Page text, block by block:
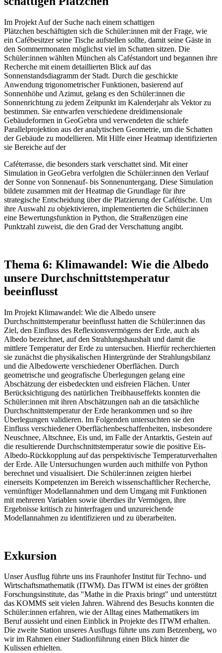
Im Projekt Auf der Suche nach einem schattigen
Plätzchen beschäftigten sich die Schüler:innen mit der Frage, wie
ein Cafébesitzer seine Tische aufstellen sollte, damit seine Gäste in
den Sommermonaten möglichst viel im Schatten sitzen. Die
Schüler:innen wählten München als Caféstandort und begannen ihre
Recherche mit einem detaillierten Blick auf das
Sonnenstandsdiagramm der Stadt. Durch die geschickte
Anwendung trigonometrischer Funktionen, basierend auf
Sonnenhöhe und Azimut, gelang es den Schüler:innen die
Sonnenrichtung zu jedem Zeitpunkt im Kalenderjahr als Vektor zu
bestimmen. Sie entwarfen verschiedene dreidimensionale
Gebäudeformen in GeoGebra und verwendeten die schiefe
Parallelprojektion aus der analytischen Geometrie, um die Schatten
der Gebäude zu modellieren. Mit Hilfe einer Heatmap identifizierten
sie Bereiche auf der
Caféterrasse, die besonders stark verschattet sind. Mit einer
Simulation in GeoGebra verfolgten die Schüler:innen den Verlauf
der Sonne von Sonnenauf- bis Sonnenuntergang. Diese Simulation
bildete zusammen mit der Heatmap die Grundlage für ihre
strategische Entscheidung über die Platzierung der Cafétische. Um
ihre Auswahl zu objektivieren, implementierten die Schüler:innen
eine Bewertungsfunktion in Python, die Straßenzügen eine
Punktzahl zuweist, die den Grad der Verschattung angibt.
Thema 6: Klimawandel: Wie die Albedo
unsere Durchschnittstemperatur
beeinflusst
Im Projekt Klimawandel: Wie die Albedo unsere
Durchschnittstemperatur beeinflusst hatten die Schüler:innen das
Ziel, den Einfluss des Reflexionsvermögens der Erde, auch als
Albedo bezeichnet, auf den Strahlungshaushalt und damit die
mittlere Temperatur der Erde zu untersuchen. Hierfür recherchierten
sie zunächst die physikalischen Hintergründe der Strahlungsbilanz
und die Albedowerte verschiedener Oberflächen. Durch
geometrische und geografische Überlegungen gelang eine
Abschätzung der eisbedeckten und eisfreien Flächen. Unter
Berücksichtigung des natürlichen Treibhauseffekts konnten die
Schüler:innen mit ihren Abschätzungen nah an die tatsächliche
Durchschnittstemperatur der Erde herankommen und so ihre
Überlegungen validieren. Im Folgenden untersuchten sie den
Einfluss verschiedener Oberflächenbeschaffenheiten, insbesondere
Neuschnee, Altschnee, Eis und, im Falle der Antarktis, Gestein auf
die resultierende Durchschnittstemperatur sowie die positive Eis-
Albedo-Rückkopplung auf das perspektivische Temperaturverhalten
der Erde. Alle Untersuchungen wurden auch mithilfe von Python
berechnet und visualisiert. Die Schüler:innen zeigten hierbei
einerseits Kompetenzen im Bereich wissenschaftlicher Recherche,
vernünftiger Modellannahmen und dem Umgang mit Funktionen
mit mehreren Variablen sowie überdies ihr Vermögen, ihre
Ergebnisse kritisch zu hinterfragen und unzureichende
Modellannahmen zu identifizieren und zu überarbeiten.
Exkursion
Unser Ausflug führte uns ins Fraunhofer Institut für Techno- und
Wirtschaftsmathematik (ITWM). Das ITWM ist eines der größten
Forschungsinstitute, das "Mathe in die Praxis bringt" und unterstützt
das KOMMS seit vielen Jahren. Während des Besuchs konnten die
Schüler:innen erfahren, wie der Alltag eines Mathematikers im
Beruf aussieht und einen Einblick in Projekte des ITWM erhalten.
Die zweite Station unseres Ausflugs führte uns zum Betzenberg, wo
wir im Rahmen einer Stadionführung einen Blick hinter die
Kulissen erhielten.